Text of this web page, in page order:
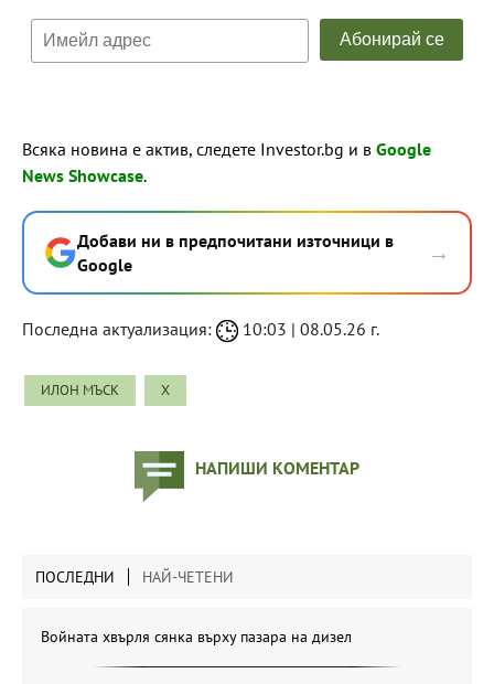
Всяка новина е актив, следете Investor.bg и в Google
News Showcase.
Добави ни в предпочитани източници в
Google
→
Последна актуализация: 10:03 | 08.05.26 г.
ИЛОН МЪСК X
НАПИШИ КОМЕНТАР
ПОСЛЕДНИ НАЙ-ЧЕТЕНИ
Войната хвърля сянка върху пазара на дизел